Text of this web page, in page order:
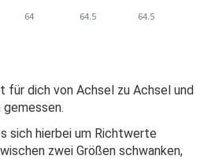
64 64.5 64.5
für dich von Achsel zu Achsel und
sich hierbei um Richtwerte
zwei Größen schwanken,